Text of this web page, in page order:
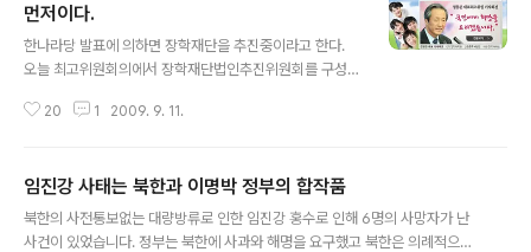
먼저이다.
한나라당 발표에 의하면 장학재단을 추진중이라고 한다.
오늘 최고위원회의에서 장학재단법인추진위원회를 구성하
대표이며 장학재단이 설립되면 외부인사를 재단이사장으
간사로는 고승덕 의원과 홍정욱 의원도 포함되어 있다. 한
나라당은 올해까지 장학재단을 설립하는 것이 목표이며 재
단명칭을 당과 연구소 홈페이지를 통해 공모할 예정이란
20 1 2009. 9. 11.
임진강 사태는 북한과 이명박 정부의 합작품
북한의 사전통보없는 대량방류로 인한 임진강 홍수로 인해 6명의 사망자가 난
사건이 있었습니다. 정부는 북한에 사과와 해명을 요구했고 북한은 의례적으로